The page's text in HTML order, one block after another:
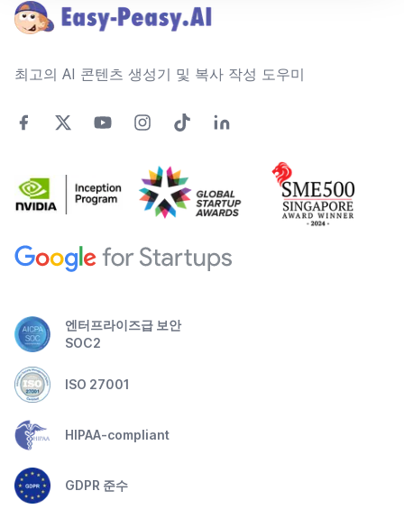
최고의 AI 콘텐츠 생성기 및 복사 작성 도우미
엔터프라이즈급 보안
SOC2
ISO 27001
HIPAA-compliant
GDPR 준수